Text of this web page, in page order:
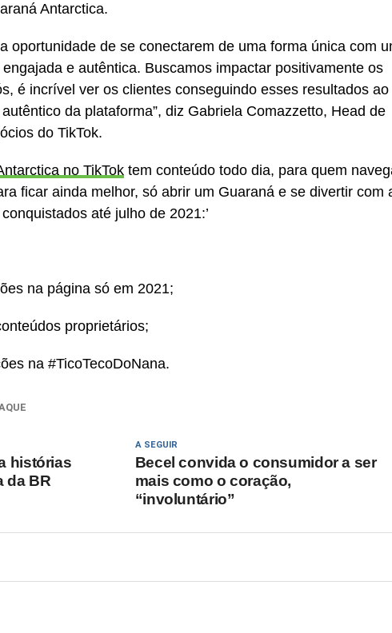
Antarctica.
oportunidade de se conectarem de uma forma única com
e autêntica. Buscamos impactar positivamente os
é incrível ver os clientes conseguindo esses resultados ao
da plataforma”, diz Gabriela Comazzetto, Head de
do TikTok.
no TikTok tem conteúdo todo dia, para quem
ficar ainda melhor, só abrir um Guaraná e se divertir com
até julho de 2021:’
na página só em 2021;
proprietários;
na #TicoTecoDoNana.
A SEGUIR
Becel convida o consumidor a ser
mais como o coração,
“involuntário”
histórias
da BR